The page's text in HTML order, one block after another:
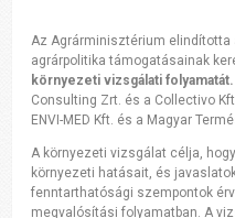
Adományozz!
Támogatás
Az Agrárminisztérium elindította
agrárpolitika támogatásainak
környezeti vizsgálati folyamatát.
Consulting Zrt. és a Collectivo
ENVI-MED Kft. és a Magyar
A környezeti vizsgálat célja,
környezeti hatásait, és
fenntarthatósági szempontok
megvalósítási folyamatban. A